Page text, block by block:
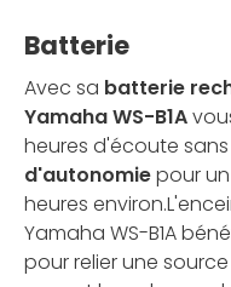
Batterie
Avec sa batterie
Yamaha WS-B1A
heures d'écoute
d'autonomiepour
heures
Yamaha WS-B1A
pour relier une